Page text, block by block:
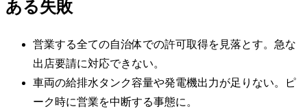
ある失敗
営業する全ての自治体での許可取得を見落とす。急な
出店要請に対応できない。
車両の給排水タンク容量や発電機出力が足りない。ピ
ーク時に営業を中断する事態に。